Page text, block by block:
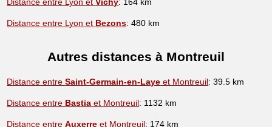
Distance entre Lyon et Bezons: 480 km
Autres distances à Montreuil
Distance entreSaint-Germain-en-Laye et Montreuil: 39.5 km
Distance entre Bastia et Montreuil: 1132 km
Distance entreAuxerre et Montreuil: 174 km